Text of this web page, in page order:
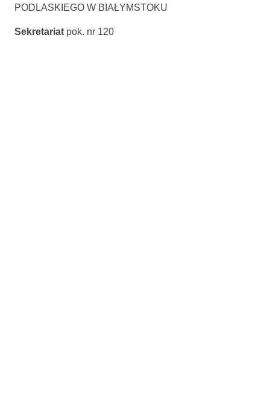
PODLASKIEGO W BIAŁYMSTOKU
Sekretariat pok. nr 120